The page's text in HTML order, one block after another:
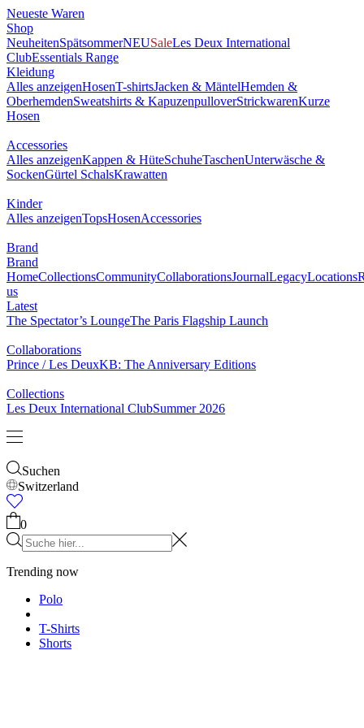
Neueste Waren
Shop
NeuheitenSpätsommerNEUSaleLes Deux International
ClubEssentials Range
Kleidung
Alles anzeigenHosenT-shirtsJacken & MäntelHemden &
OberhemdenSweatshirts & KapuzenpulloverStrickwarenKurze
Hosen
Accessories
Alles anzeigenKappen & HüteSchuheTaschenUnterwäsche &
SockenGürtel SchalsKrawatten
Kinder
Alles anzeigenTopsHosenAccessories
Brand
Brand
HomeCollectionsCommunityCollaborationsJournalLegacyLocations
us
Latest
The Spectator’s LoungeThe Paris Flagship Launch
Collaborations
Prince / Les DeuxKB: The Anniversary Editions
Collections
Les Deux International ClubSummer 2026
Suchen
Switzerland
0
Trending now
Polo
T-Shirts
Shorts